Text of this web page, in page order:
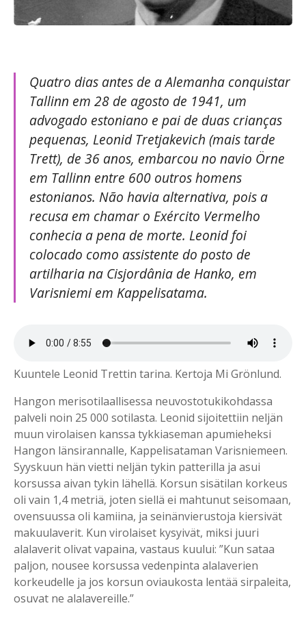
Quatro dias antes de a Alemanha conquistar
Tallinn em 28 de agosto de 1941, um
advogado estoniano e pai de duas crianças
pequenas, Leonid Tretjakevich (mais tarde
Trett), de 36 anos, embarcou no navio Örne
em Tallinn entre 600 outros homens
estonianos. Não havia alternativa, pois a
recusa em chamar o Exército Vermelho
conhecia a pena de morte. Leonid foi
colocado como assistente do posto de
artilharia na Cisjordânia de Hanko, em
Varisniemi em Kappelisatama.
Kuuntele Leonid Trettin tarina. Kertoja Mi Grönlund.
Hangon merisotilaallisessa neuvostotukikohdassa
palveli noin 25 000 sotilasta. Leonid sijoitettiin neljän
muun virolaisen kanssa tykkiaseman apumieheksi
Hangon länsirannalle, Kappelisataman Varisniemeen.
Syyskuun hän vietti neljän tykin patterilla ja asui
korsussa aivan tykin lähellä. Korsun sisätilan korkeus
oli vain 1,4 metriä, joten siellä ei mahtunut seisomaan,
ovensuussa oli kamiina, ja seinänvierustoja kiersivät
makuulaverit. Kun virolaiset kysyivät, miksi juuri
alalaverit olivat vapaina, vastaus kuului: ”Kun sataa
paljon, nousee korsussa vedenpinta alalaverien
korkeudelle ja jos korsun oviaukosta lentää sirpaleita,
osuvat ne alalavereille.”